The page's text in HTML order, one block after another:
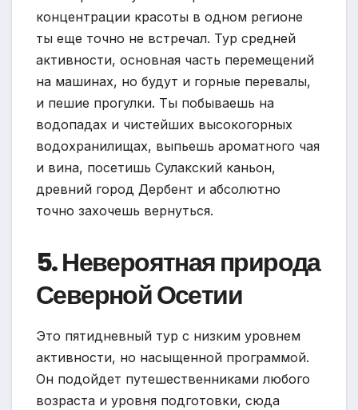
концентрации красоты в одном регионе
ты еще точно не встречал. Тур средней
активности, основная часть перемещений
на машинах, но будут и горные перевалы,
и пешие прогулки. Ты побываешь на
водопадах и чистейших высокогорных
водохранилищах, выпьешь ароматного чая
и вина, посетишь Сулакский каньон,
древний город Дербент и абсолютно
точно захочешь вернуться.
5. Невероятная природа
Северной Осетии
Это пятидневный тур с низким уровнем
активности, но насыщенной программой.
Он подойдет путешественниками любого
возраста и уровня подготовки, сюда